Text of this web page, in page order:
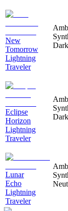
New
Tomorrow
Lightning
Traveler
Dark
Eclipse
Horizon
Lightning
Traveler
Dark
Lunar
Echo
Lightning
Traveler